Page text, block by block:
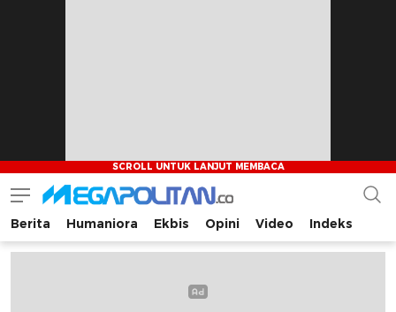
Megapolitan.co
Menyajikan berita-berita fakta bagi pembaca
Berita Humaniora Ekbis Opini Video Indeks